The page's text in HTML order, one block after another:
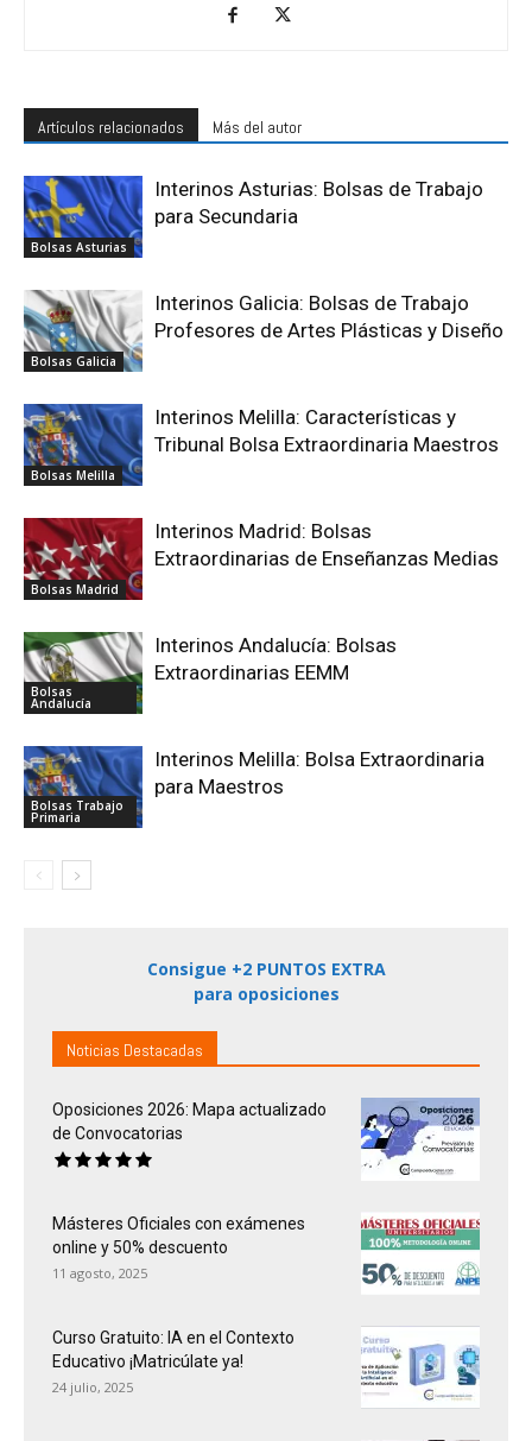
Artículos relacionados Más del autor
Bolsas Asturias
Interinos Asturias: Bolsas de Trabajo
para Secundaria
Bolsas Galicia
Interinos Galicia: Bolsas de Trabajo
Profesores de Artes Plásticas y Diseño
Bolsas Melilla
Interinos Melilla: Características y
Tribunal Bolsa Extraordinaria Maestros
Bolsas Madrid
Interinos Madrid: Bolsas
Extraordinarias de Enseñanzas Medias
Bolsas
Andalucía
Interinos Andalucía: Bolsas
Extraordinarias EEMM
Bolsas Trabajo
Primaria
Interinos Melilla: Bolsa Extraordinaria
para Maestros
Consigue +2 PUNTOS EXTRA
para oposiciones
Noticias Destacadas
Oposiciones 2026: Mapa actualizado
de Convocatorias
Másteres Oficiales con exámenes
online y 50% descuento
11 agosto, 2025
Curso Gratuito: IA en el Contexto
Educativo ¡Matricúlate ya!
24 julio, 2025